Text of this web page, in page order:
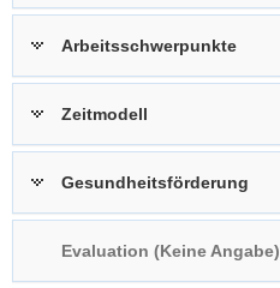
i
g
o
n
Arbeitsschwerpunkte
Zeitmodell
Gesundheitsförderung
Evaluation (Keine Angabe)